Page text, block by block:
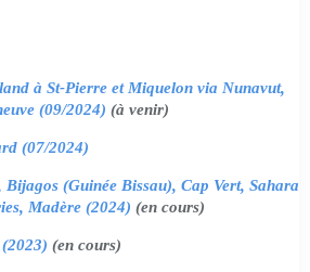
à St-Pierre et Miquelon via Nunavut,
(09/2024) (à venir)
(07/2024)
(Guinée Bissau), Cap Vert, Sahara
Madère (2024) (en cours)
(en cours)